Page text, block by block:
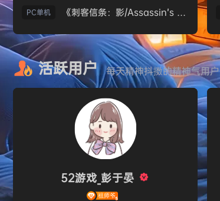
PC单机 《刺客信条：影/Assassin’s Creed Shadows》免安装版，非虚拟机
活跃用户 每天精神抖擞的精神气用户
52游戏_彭于晏